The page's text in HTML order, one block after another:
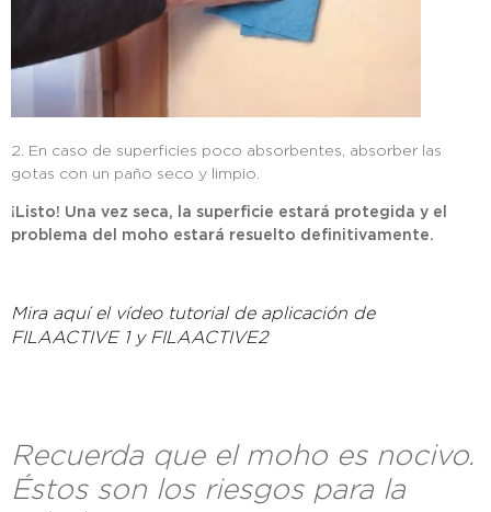
2. En caso de superficies poco absorbentes, absorber las
gotas con un paño seco y limpio.
¡Listo! Una vez seca, la superficie estará protegida y el
problema del moho estará resuelto definitivamente.
Mira aquí el vídeo tutorial de aplicación de
FILAACTIVE 1 y FILAACTIVE2
Recuerda que el moho es nocivo.
Éstos son los riesgos para la